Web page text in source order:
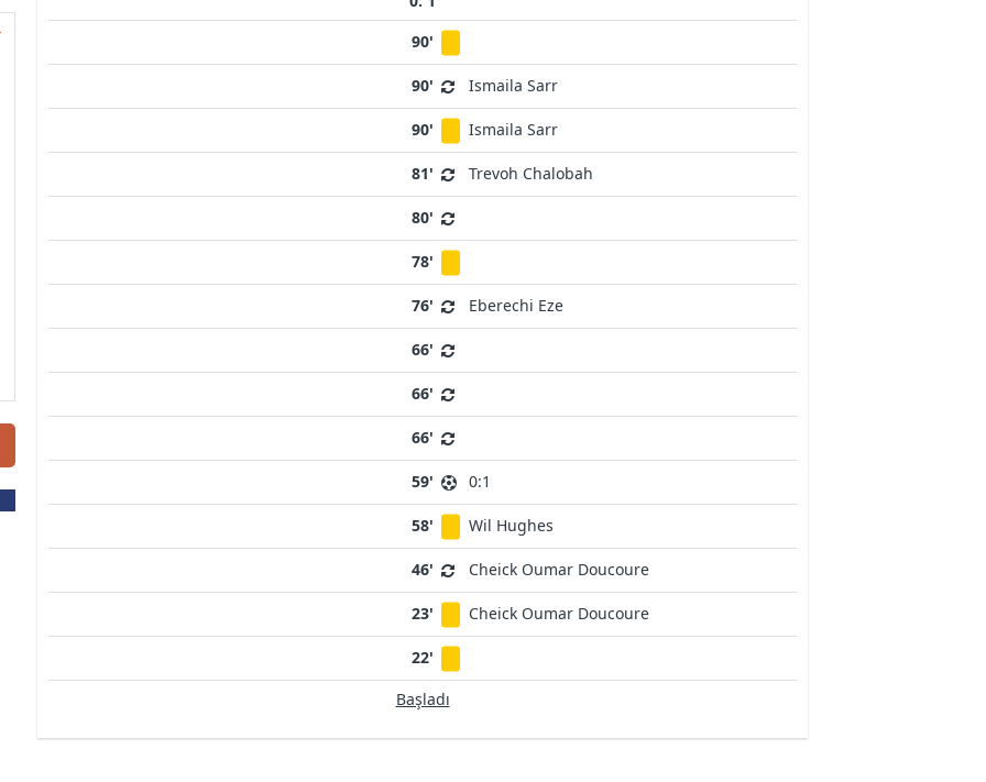
90'
90' Ismaila Sarr
90' Ismaila Sarr
81' Trevoh Chalobah
80'
78'
76' Eberechi Eze
66'
66'
66'
59' 0:1
58' Wil Hughes
46' Cheick Oumar Doucoure
23' Cheick Oumar Doucoure
22'
Başladı